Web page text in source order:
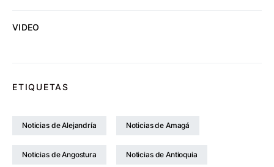
VIDEO
ETIQUETAS
Noticias de Alejandría Noticias de Amagá
Noticias de Angostura Noticias de Antioquia